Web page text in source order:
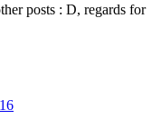
posts : D, regards for